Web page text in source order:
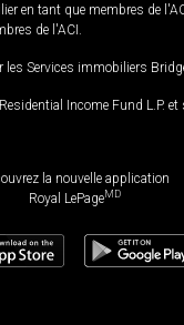
en tant que membres de
de l'ACI.
les Services immobiliers
Income Fund L.P.
la nouvelle application
Royal LePageMD